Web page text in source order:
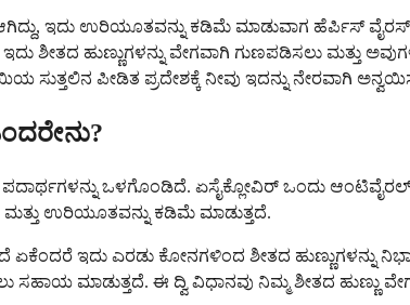
ಇದು ಉರಿಯೂತವನ್ನು ಕಡಿಮೆ ಮಾಡುವಾಗ ಹೆರ್ಪಿಸ್ ವೈರಸ್
ಶೀತದ ಹುಣ್ಣುಗಳನ್ನು ವೇಗವಾಗಿ ಗುಣಪಡಿಸಲು ಮತ್ತು
ಪೀಡಿತ ಪ್ರದೇಶಕ್ಕೆ ನೀವು ಇದನ್ನು ನೇರವಾಗಿ
ಒಳಗೊಂಡಿದೆ. ಏಸೈಕ್ಲೋವಿರ್ ಒಂದು ಆಂಟಿವೈರಲ್
ಉರಿಯೂತವನ್ನು ಕಡಿಮೆ ಮಾಡುತ್ತದೆ.
ಇದು ಎರಡು ಕೋನಗಳಿಂದ ಶೀತದ ಹುಣ್ಣುಗಳನ್ನು
ಮಾಡುತ್ತದೆ. ಈ ದ್ವಿ ವಿಧಾನವು ನಿಮ್ಮ ಶೀತದ ಹುಣ್ಣು